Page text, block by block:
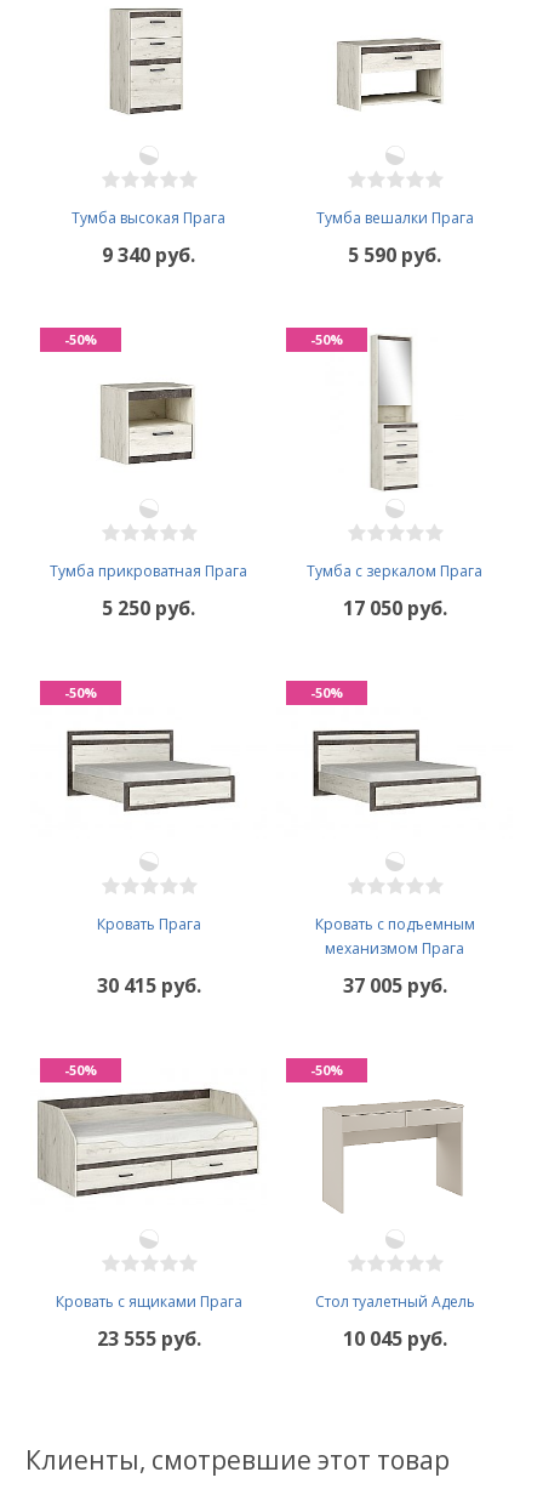
Тумба высокая Прага
9 340 руб.
Тумба вешалки Прага
5 590 руб.
Тумба прикроватная Прага
5 250 руб.
-50%
Тумба с зеркалом Прага
17 050 руб.
-50%
Кровать Прага
30 415 руб.
-50%
Кровать с подъемным
механизмом Прага
37 005 руб.
-50%
Кровать с ящиками Прага
23 555 руб.
-50%
Стол туалетный Адель
10 045 руб.
-50%
Клиенты, смотревшие этот товар